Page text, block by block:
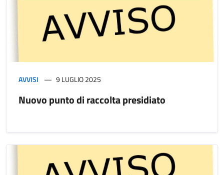
AVVISI 9 LUGLIO 2025
Nuovo punto di raccolta presidiato